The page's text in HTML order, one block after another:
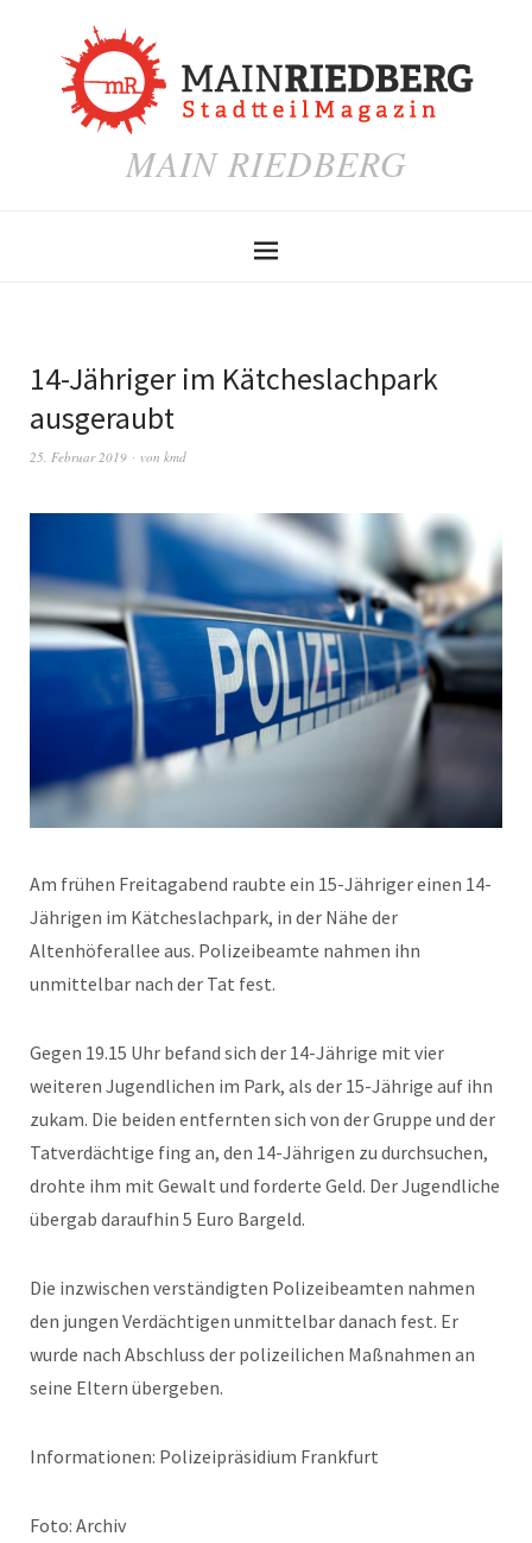
MAIN RIEDBERG
14-Jähriger im Kätcheslachpark
ausgeraubt
25. Februar 2019 von kmd
Am frühen Freitagabend raubte ein 15-Jähriger einen 14-
Jährigen im Kätcheslachpark, in der Nähe der
Altenhöferallee aus. Polizeibeamte nahmen ihn
unmittelbar nach der Tat fest.
Gegen 19.15 Uhr befand sich der 14-Jährige mit vier
weiteren Jugendlichen im Park, als der 15-Jährige auf ihn
zukam. Die beiden entfernten sich von der Gruppe und der
Tatverdächtige fing an, den 14-Jährigen zu durchsuchen,
drohte ihm mit Gewalt und forderte Geld. Der Jugendliche
übergab daraufhin 5 Euro Bargeld.
Die inzwischen verständigten Polizeibeamten nahmen
den jungen Verdächtigen unmittelbar danach fest. Er
wurde nach Abschluss der polizeilichen Maßnahmen an
seine Eltern übergeben.
Informationen: Polizeipräsidium Frankfurt
Foto: Archiv